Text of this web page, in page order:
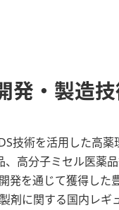
発・製造
技術を活用した高薬
、高分子ミセル医薬
発を通じて獲得した
剤に関する国内レギ